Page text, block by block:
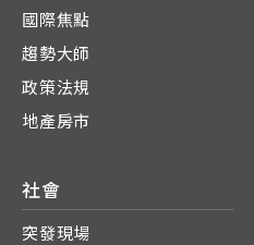
國際焦點
趨勢大師
政策法規
地產房市
社會
突發現場